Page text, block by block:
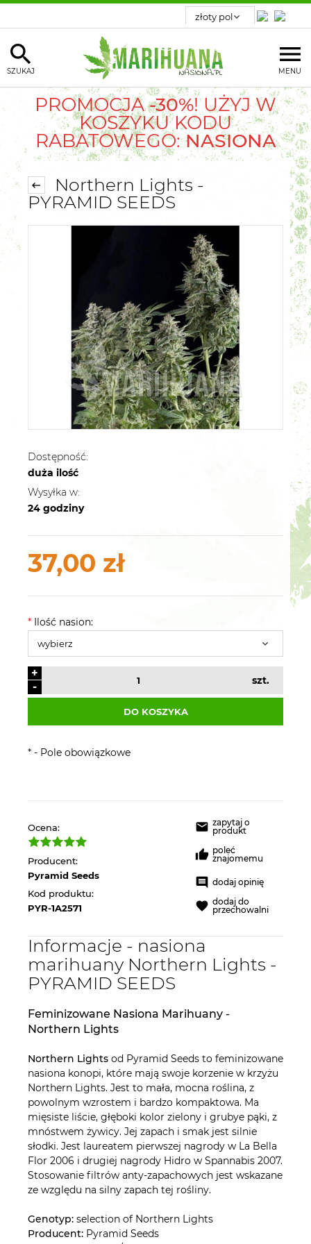
MENU
SZUKAJ
PROMOCJA-30%! UŻYJ W
KOSZYKU KODU
RABATOWEGO:NASIONA
Northern Lights -
PYRAMID SEEDS
Dostępność:
duża ilość
Wysyłka w:
24 godziny
37,00 zł
* Ilość nasion:
-
+
szt.
DO KOSZYKA
* - Pole obowiązkowe
Ocena:
Producent:
Pyramid Seeds
Kod produktu:
PYR-1A2571
zapytaj o
produkt
poleć
znajomemu
dodaj opinię
dodaj do
przechowalni
Informacje - nasiona
marihuany Northern Lights -
PYRAMID SEEDS
Feminizowane Nasiona Marihuany -
Northern Lights
Northern Lights od Pyramid Seeds to feminizowane
nasiona konopi, które mają swoje korzenie w krzyżu
Northern Lights. Jest to mała, mocna roślina, z
powolnym wzrostem i bardzo kompaktowa. Ma
mięsiste liście, głęboki kolor zielony i grubye pąki, z
mnóstwem żywicy. Jej zapach i smak jest silnie
słodki. Jest laureatem pierwszej nagrody w La Bella
Flor 2006 i drugiej nagrody Hidro w Spannabis 2007.
Stosowanie filtrów anty-zapachowych jest wskazane
ze względu na silny zapach tej rośliny.
Genotyp: selection of Northern Lights
Producent: Pyramid Seeds